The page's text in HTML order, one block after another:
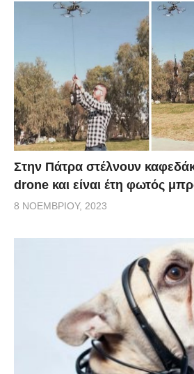
Στην Πάτρα στέλνουν
drone και είναι έτη φωτός
8 ΝΟΕΜΒΡΊΟΥ, 2023